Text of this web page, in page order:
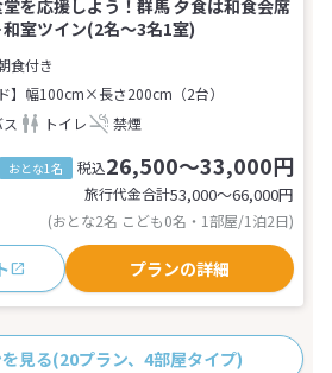
を応援しよう！群馬 夕食は和食会席
室ツイン(2名～3名1室)
食付き
ド】幅100cm×長さ200cm（2台）
ス トイレ 禁煙
おとな1名 税込26,500～33,000円
旅行代金合計53,000〜66,000円
(おとな2名 こども0名・1部屋/1泊2日)
プランの詳細
見る(20プラン、4部屋タイプ)